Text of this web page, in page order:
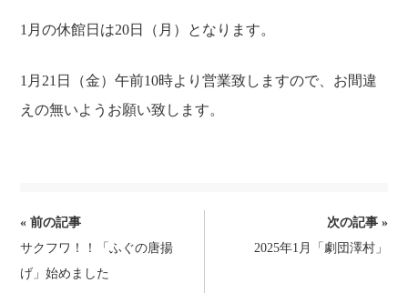
ホーム
テ
リ
ー
稿
:
1月の休館日は20日（月）となります。
1月21日（金）午前10時より営業致しますので、お間違
えの無いようお願い致します。
前
後
の
« 前の記事
サクフワ！！「ふぐの唐揚
げ」始めました
次の記事 »
2025年1月「劇団澤村」